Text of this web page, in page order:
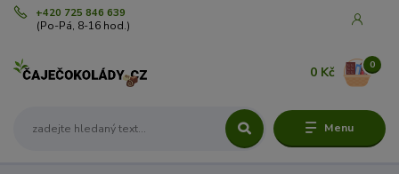
Menu
+420 725 846 639
(Po-Pá, 8-16 hod.)
0
0 Kč